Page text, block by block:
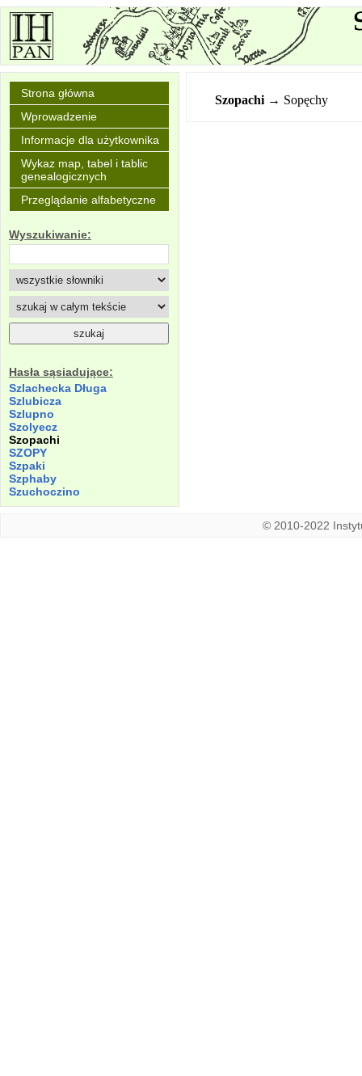
Strona główna
Wprowadzenie
Informacje dla użytkownika
Wykaz map, tabel i tablic
genealogicznych
Przeglądanie alfabetyczne
Wyszukiwanie:
Hasła sąsiadujące:
Szlachecka Długa
Szlubicza
Szlupno
Szolyecz
Szopachi
SZOPY
Szpaki
Szphaby
Szuchoczino
Szopachi → Sopęchy
© 2010-2022